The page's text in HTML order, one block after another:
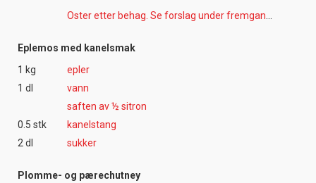
Eplemos med kanelsmak
1 kg
epler
1 dl
vann
saften av ½ sitron
0.5 stk
kanelstang
2 dl
sukker
Plomme- og pærechutney